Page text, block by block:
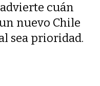
cuán
nuevo Chile
sea prioridad.